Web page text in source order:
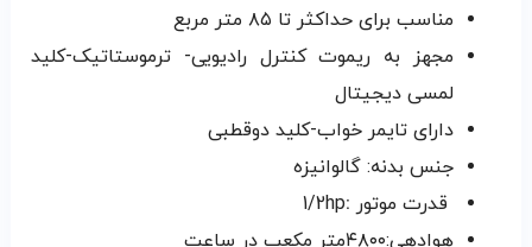
مناسب برای حداکثر تا ۸۵ متر مربع
مجهز به ریموت کنترل رادیویی- ترموستاتیک-کلید
لمسی دیجیتال
دارای تایمر خواب-کلید دوقطبی
جنس بدنه: گالوانیزه
قدرت موتور :
1/2hp
هوادهی:۴۸۰۰متر مکعب در ساعت